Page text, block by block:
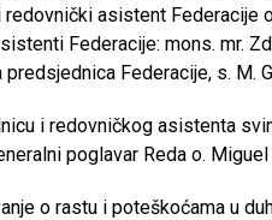
redovnički asistent Federacije
Federacije: mons. mr.
predsjednica Federacije, s. M.
i redovničkog asistenta
poglavar Reda o.
o rastu i poteškoćama u